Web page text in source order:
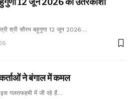
श्री सौरभ बहुगुणा 12 जून 2026…
ने बंगाल में कमल
गलतफहमी में जी रहे हैं…